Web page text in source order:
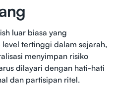
luar biasa yang
tertinggi dalam sejarah,
menyimpan risiko
dilayari dengan hati-hati
dan partisipan ritel.